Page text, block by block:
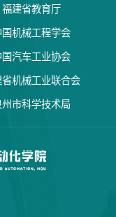
福建省教育厅
国机械工程学会
国汽车工业协会
省机械工业联合会
州市科学技术局